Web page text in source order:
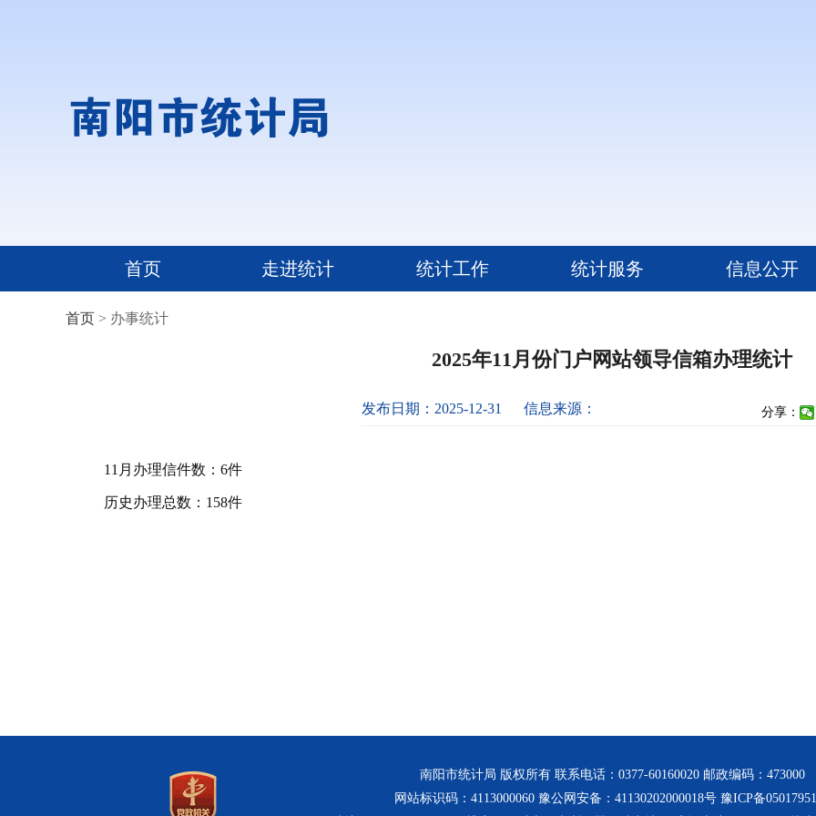
首页 走进统计 统计工作 统计服务 信息公开
首页 > 办事统计
2025年11月份门户网站领导信箱办理统计
发布日期：2025-12-31 信息来源： 分享：
11月办理信件数：6件
历史办理总数：158件
南阳市统计局 版权所有 联系电话：0377-60160020 邮政编码：473000
网站标识码：4113000060 豫公网安备：41130202000018号 豫ICP备